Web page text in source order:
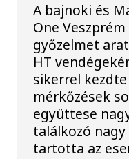
A bajnoki és
One
győzelmet
HT
sikerrel
mérkőzések
együttese
találkozó
tartotta az